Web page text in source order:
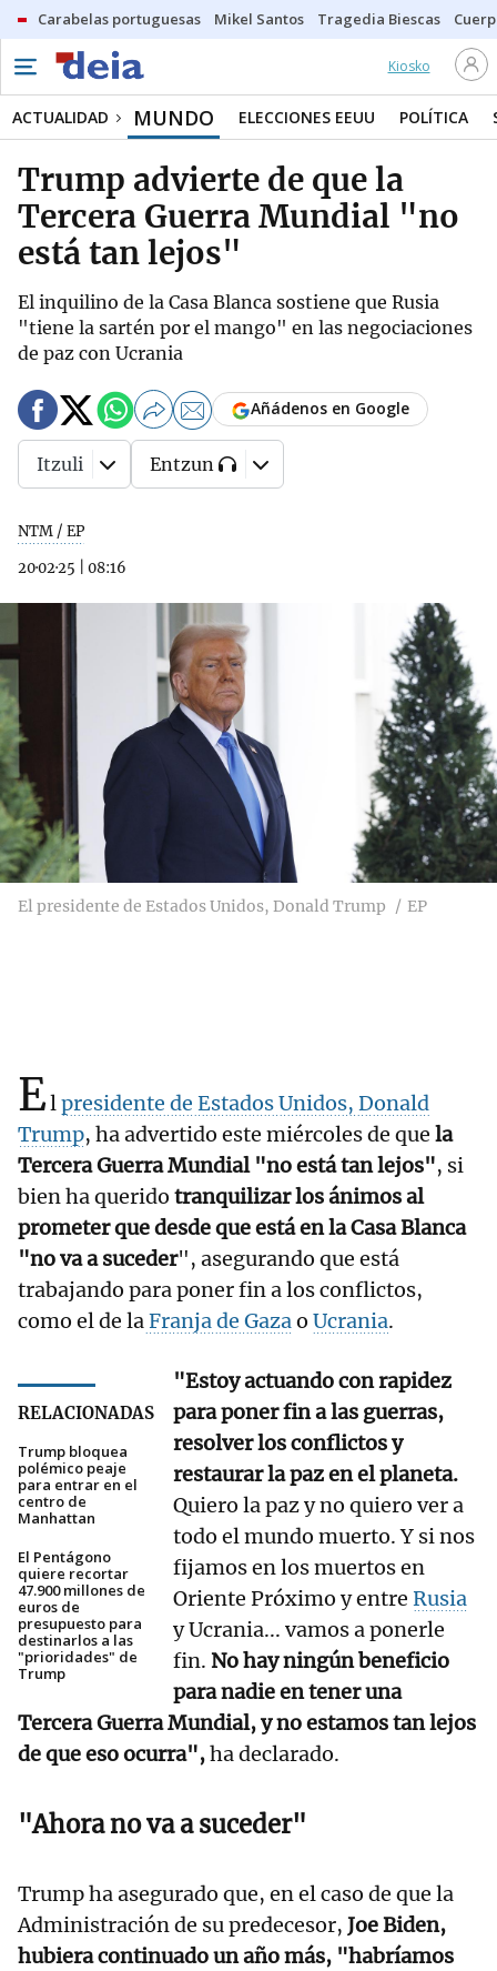
Carabelas portuguesas Mikel Santos Tragedia Biescas
Kiosko
ACTUALIDAD MUNDO ELECCIONES EEUU POLÍTICA
Trump advierte de que la
Tercera Guerra Mundial "no
está tan lejos"
El inquilino de la Casa Blanca sostiene que Rusia
"tiene la sartén por el mango" en las negociaciones
de paz con Ucrania
NTM / EP
20·02·25
08:16
Añádenos en Google
Itzuli Entzun
El presidente de Estados Unidos, Donald Trump EP
Elpresidente de Estados Unidos, Donald
Trump, ha advertido este miércoles de que la
Tercera Guerra Mundial "no está tan lejos", si
bien ha querido tranquilizar los ánimos al
prometer que desde que está en la Casa Blanca
"no va a suceder", asegurando que está
trabajando para poner fin a los conflictos,
como el de laFranja de Gazao Ucrania.
RELACIONADAS
Trump bloquea
polémico peaje
para entrar en el
centro de
Manhattan
El Pentágono
quiere recortar
47.900 millones de
euros de
presupuesto para
destinarlos a las
"prioridades" de
Trump
"Estoy actuando con rapidez
para poner fin a las guerras,
resolver los conflictos y
restaurar la paz en el planeta.
Quiero la paz y no quiero ver a
todo el mundo muerto. Y si nos
fijamos en los muertos en
Oriente Próximo y entre Rusia
y Ucrania... vamos a ponerle
fin. No hay ningún beneficio
para nadie en tener una
Tercera Guerra Mundial, y no estamos tan lejos
de que eso ocurra",ha declarado.
"Ahora no va a suceder"
Trump ha asegurado que, en el caso de que la
Administración de su predecesor, Joe Biden,
hubiera continuado un año más, "habríamos